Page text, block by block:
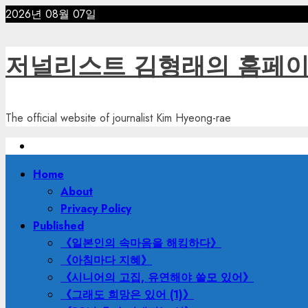
Skip
2026년 08월 07일
저널리스트 김형래의 홈페
The official website of journalist Kim Hyeong-rae
PrimaryHome
About
Privacy Policy
Published
《일본인의 속마음을 해킹하다》
《아침마다 지혜》
《시니어의 고집, 유연해야 쓸모 있어》
《그래도 희망은 있어 (1)》